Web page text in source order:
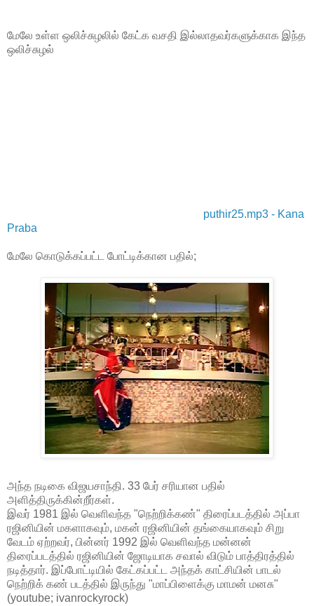
மேலே உள்ள ஒலிச்சுழலில் கேட்க வசதி இல்லாதவர்களுக்காக இந்த
ஒலிச்சுழல்
puthir25.mp3 - Kana
Praba
மேலே கொடுக்கப்பட்ட போட்டிக்கான பதில்;
அந்த நடிகை விஜயசாந்தி. 33 பேர் சரியான பதில்
அளித்திருக்கின்றீர்கள்.
இவர் 1981 இல் வெளிவந்த "நெற்றிக்கண்" திரைப்படத்தில் அப்பா
ரஜினியின் மகளாகவும், மகன் ரஜினியின் தங்கையாகவும் சிறு
வேடம் ஏற்றவர், பின்னர் 1992 இல் வெளிவந்த மன்னன்
திரைப்படத்தில் ரஜினியின் ஜோடியாக சவால் விடும் பாத்திரத்தில்
நடித்தார். இப்போட்டியில் கேட்கப்பட்ட அந்தக் காட்சியின் பாடல்
நெற்றிக் கண் படத்தில் இருந்து "மாப்பிளைக்கு மாமன் மனசு"
(youtube; ivanrockyrock)